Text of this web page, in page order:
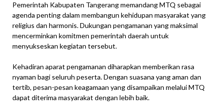
Pemerintah Kabupaten Tangerang memandang MTQ sebagai
agenda penting dalam membangun kehidupan masyarakat yang
religius dan harmonis. Dukungan pengamanan yang maksimal
mencerminkan komitmen pemerintah daerah untuk
menyukseskan kegiatan tersebut.
Kehadiran aparat pengamanan diharapkan memberikan rasa
nyaman bagi seluruh peserta. Dengan suasana yang aman dan
tertib, pesan-pesan keagamaan yang disampaikan melalui MTQ
dapat diterima masyarakat dengan lebih baik.